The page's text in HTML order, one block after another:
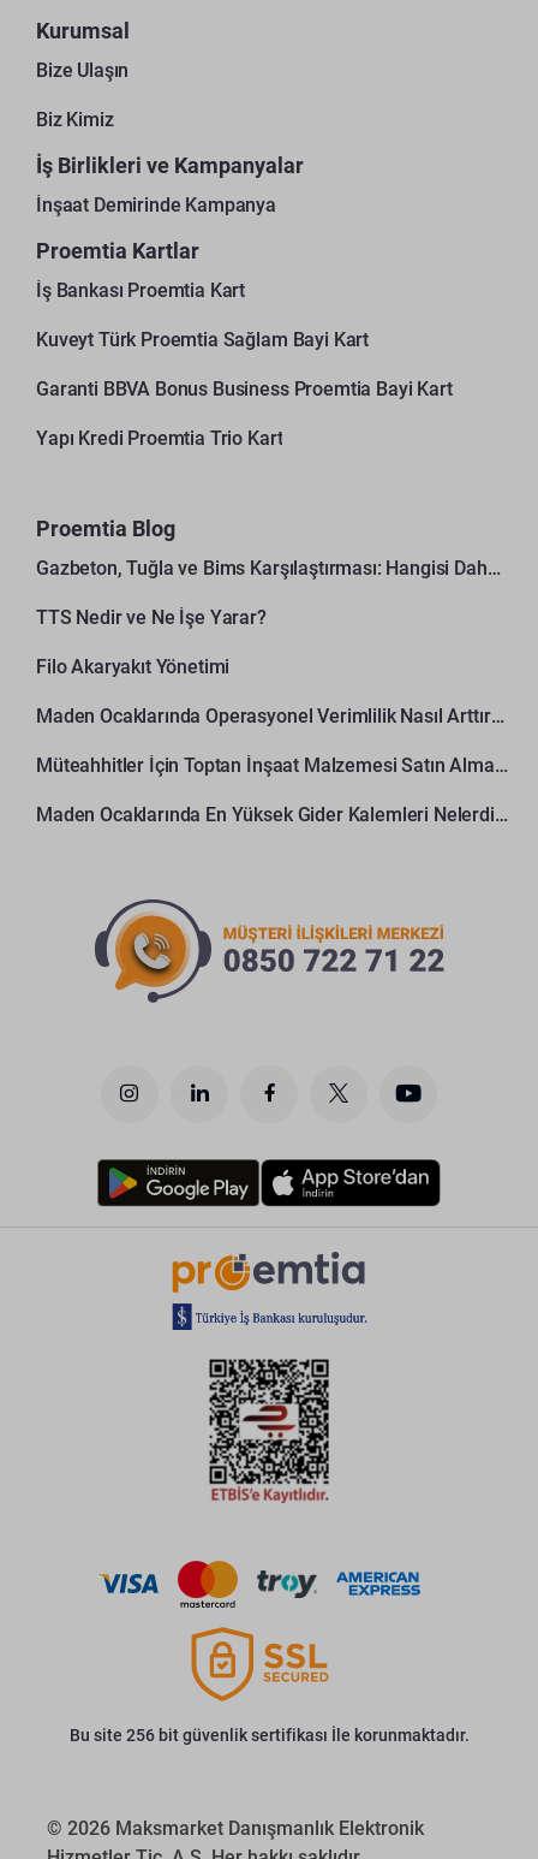
Kurumsal
Bize Ulaşın
Biz Kimiz
İş Birlikleri ve Kampanyalar
İnşaat Demirinde Kampanya
Proemtia Kartlar
İş Bankası Proemtia Kart
Kuveyt Türk Proemtia Sağlam Bayi Kart
Garanti BBVA Bonus Business Proemtia Bayi Kart
Yapı Kredi Proemtia Trio Kart
Proemtia Blog
Gazbeton, Tuğla ve Bims Karşılaştırması: Hangisi Daha Avantajlı?
TTS Nedir ve Ne İşe Yarar?
Filo Akaryakıt Yönetimi
Maden Ocaklarında Operasyonel Verimlilik Nasıl Arttırılır?
Müteahhitler İçin Toptan İnşaat Malzemesi Satın Alma Rehberi
Maden Ocaklarında En Yüksek Gider Kalemleri Nelerdir?
Bu site 256 bit güvenlik sertifikası İle korunmaktadır.
© 2026 Maksmarket Danışmanlık Elektronik